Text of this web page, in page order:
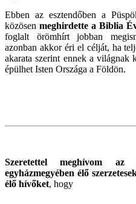
Ebben az esztendőben a
közösenmeghirdette a Biblia
foglalt örömhírt jobban
azonban akkor éri el célját, ha
akarata szerint ennek a világnak
épülhet Isten Országa a Földön.
Szeretettel meghívom az
egyházmegyében élő
élő hívőket, hogy